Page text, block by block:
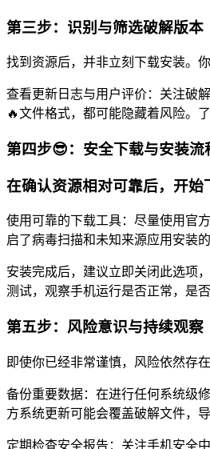
第三步：识别与筛选破解版本
找到资源后，并非立刻下载安装。
查看更新日志与用户评价：关注破
🔥文件格式，都可能隐藏着风险。
第四步😎：安全下载与安装流
在确认资源相对可靠后，开始
使用可靠的下载工具：尽量使用官
启了病毒扫描和未知来源应用安装
安装完成后，建议立即关闭此选项
测试，观察手机运行是否正常，是
第五步：风险意识与持续观察
即使你已经非常谨慎，风险依然存
备份重要数据：在进行任何系统级
方系统更新可能会覆盖破解文件，
定期检查安全报告：关注手机安全